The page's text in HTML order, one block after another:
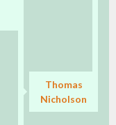
Thomas
Nicholson